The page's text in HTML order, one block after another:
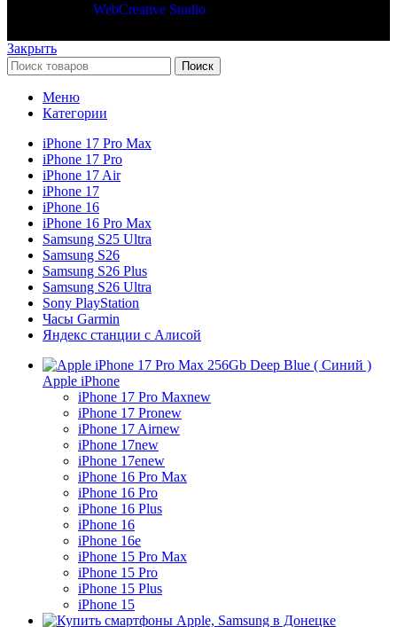
WebCreative Studio
Закрыть
Поиск
Меню
Категории
iPhone 17 Pro Max
iPhone 17 Pro
iPhone 17 Air
iPhone 17
iPhone 16
iPhone 16 Pro Max
Samsung S25 Ultra
Samsung S26
Samsung S26 Plus
Samsung S26 Ultra
Sony PlayStation
Часы Garmin
Яндекс станции с Алисой
Apple iPhone
iPhone 17 Pro Maxnew
iPhone 17 Pronew
iPhone 17 Airnew
iPhone 17new
iPhone 17enew
iPhone 16 Pro Max
iPhone 16 Pro
iPhone 16 Plus
iPhone 16
iPhone 16e
iPhone 15 Pro Max
iPhone 15 Pro
iPhone 15 Plus
iPhone 15